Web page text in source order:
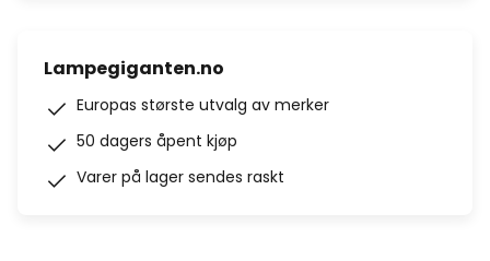
Lampegiganten.no
Europas største utvalg av merker
50 dagers åpent kjøp
Varer på lager sendes raskt